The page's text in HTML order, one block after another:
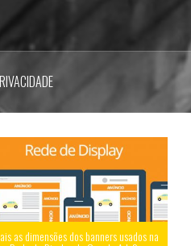
as dimensões dos banners usados na